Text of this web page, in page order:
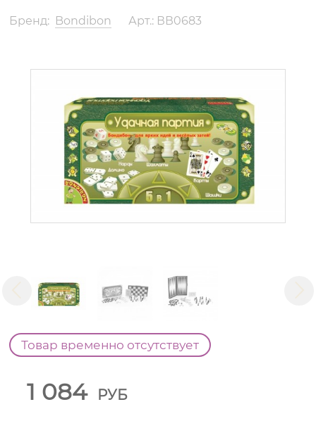
Бренд: Bondibon Арт.: ВВ0683
Товар временно отсутствует
1 084 РУБ